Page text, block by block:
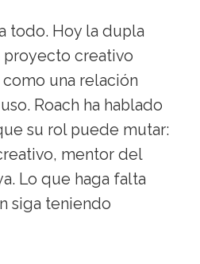
todo. Hoy la dupla
creativo
una relación
Roach ha hablado
su rol puede mutar:
mentor del
Lo que haga falta
siga teniendo